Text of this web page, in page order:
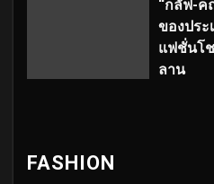
“กลัฟ-ค
ของประ
แฟชั่นโ
ลาน
FASHION